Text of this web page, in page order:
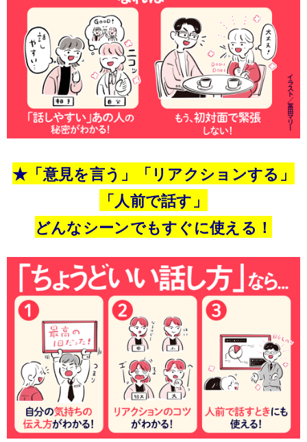
★「意見を言う」「リアクションする」
「人前で話す」
どんなシーンでもすぐに使える！